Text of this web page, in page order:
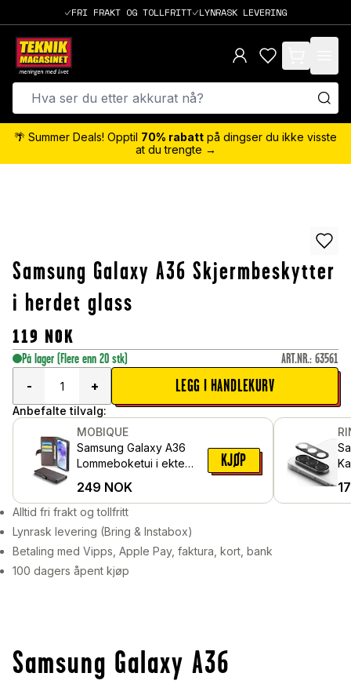
FRI FRAKT OG TOLLFRITT LYNRASK LEVERING
items in cart,
🌴 Summer Deals! Opptil 70% rabatt på dingser du ikke visste
at du trengte →
Samsung Galaxy A36 Skjermbeskytter
i herdet glass
119 NOK
På lager (Flere enn 20 stk) ART.NR.: 63561
-
+ LEGG I HANDLEKURV
Anbefalte tilvalg:
MOBIQUE
Samsung Galaxy A36
Lommeboketui i ekte
249 NOK
KJØP
Alltid fri frakt og tollfritt
Lynrask levering (Bring & Instabox)
Betaling med Vipps, Apple Pay, faktura, kort, bank
100 dagers åpent kjøp
Samsung Galaxy A36